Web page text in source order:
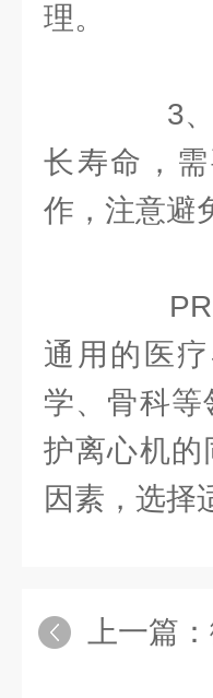
理。
3、
长寿命，
作，注意避
PRP
通用的医
学、骨科
护离心机的
因素，选择
上一篇：